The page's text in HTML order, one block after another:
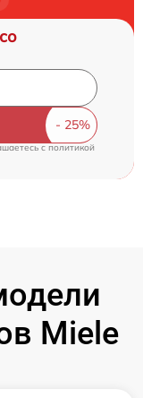
cполитикой
Miele